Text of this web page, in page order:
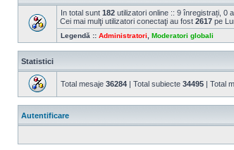
In total sunt 182 utilizatori online :: 9 înregistrați, 0
Cei mai mulţi utilizatori conectaţi au fost 2617 pe
Legendă :: Administratori Moderatori globali
Statistici
Total mesaje 36284 | Total subiecte 34495 | Total
Autentificare